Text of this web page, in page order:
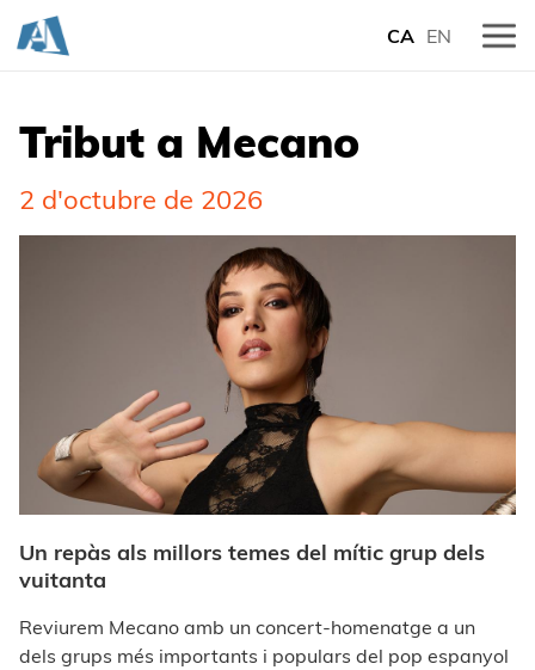
CA EN
Tribut a Mecano
2 d'octubre de 2026
Un repàs als millors temes del mític grup dels
vuitanta
Reviurem Mecano amb un concert-homenatge a un
dels grups més importants i populars del pop espanyol